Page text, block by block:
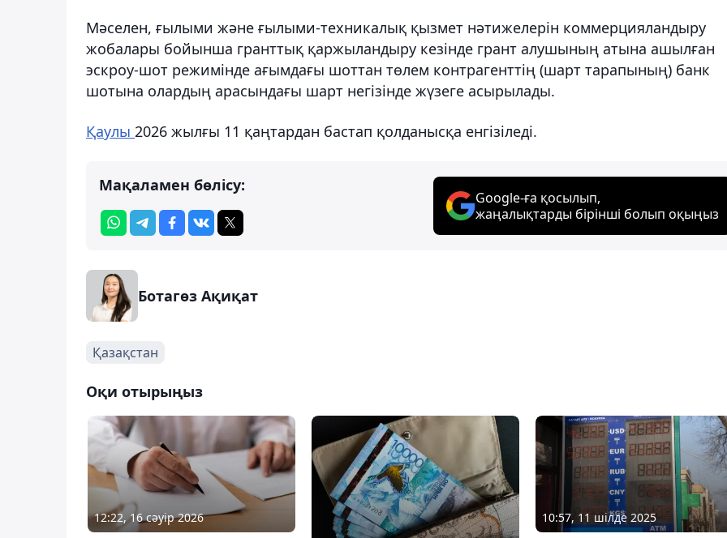
Мәселен, ғылыми және ғылыми-техникалық қызмет нәтижелерін коммерцияландыру
жобалары бойынша гранттық қаржыландыру кезінде грант алушының атына ашылған
эскроу-шот режимінде ағымдағы шоттан төлем контрагенттің (шарт тарапының) банк
шотына олардың арасындағы шарт негізінде жүзеге асырылады.
Қаулы 2026 жылғы 11 қаңтардан бастап қолданысқа енгізіледі.
Мақаламен бөлісу:
Google-ға қосылып,
жаңалықтарды бірінші болып оқыңыз
Ботагөз Ақиқат
Қазақстан
Оқи отырыңыз
12:22, 16 сәуір 2026 10:57, 11 шілде 2025